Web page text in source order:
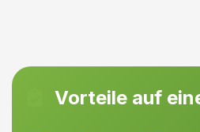
Vorteile auf